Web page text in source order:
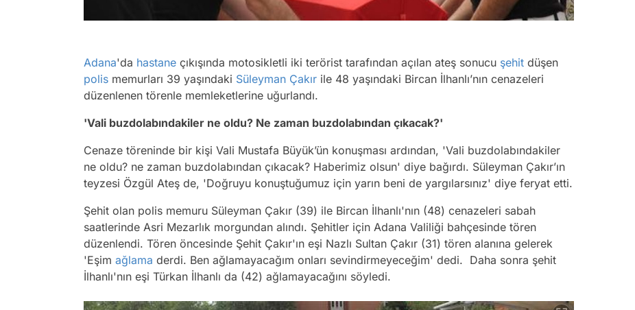
Adana'da hastane çıkışında motosikletli iki terörist tarafından açılan ateş sonucu şehit düşen
polis memurları 39 yaşındaki Süleyman Çakır ile 48 yaşındaki Bircan İlhanlı’nın cenazeleri
düzenlenen törenle memleketlerine uğurlandı.
'Vali buzdolabındakiler ne oldu? Ne zaman buzdolabından çıkacak?'
Cenaze töreninde bir kişi Vali Mustafa Büyük’ün konuşması ardından, 'Vali buzdolabındakiler
ne oldu? ne zaman buzdolabından çıkacak? Haberimiz olsun' diye bağırdı. Süleyman Çakır’ın
teyzesi Özgül Ateş de, 'Doğruyu konuştuğumuz için yarın beni de yargılarsınız' diye feryat etti.
Şehit olan polis memuru Süleyman Çakır (39) ile Bircan İlhanlı'nın (48) cenazeleri sabah
saatlerinde Asri Mezarlık morgundan alındı. Şehitler için Adana Valiliği bahçesinde tören
düzenlendi. Tören öncesinde Şehit Çakır'ın eşi Nazlı Sultan Çakır (31) tören alanına gelerek
'Eşim ağlama derdi. Ben ağlamayacağım onları sevindirmeyeceğim' dedi. Daha sonra şehit
İlhanlı'nın eşi Türkan İlhanlı da (42) ağlamayacağını söyledi.